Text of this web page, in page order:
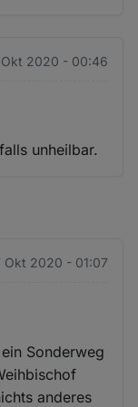
Okt 2020 - 00:46
unheilbar.
Okt 2020 - 01:07
Sonderweg
anderes